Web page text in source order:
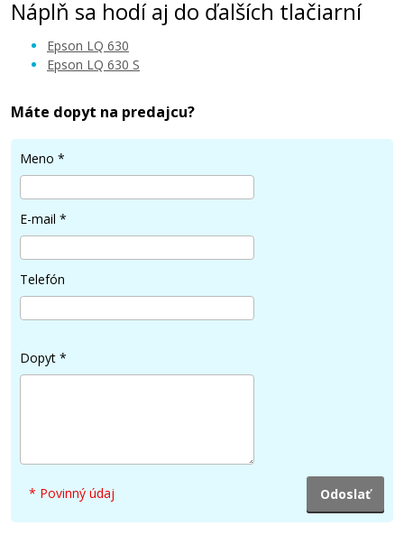
Náplň sa hodí aj do ďalších tlačiarní
Epson LQ 630
Epson LQ 630 S
Máte dopyt na predajcu?
Meno *
E-mail *
Telefón
Dopyt *
* Povinný údaj